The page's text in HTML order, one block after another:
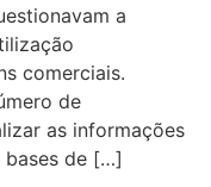
a
comerciais.
de
as informações
bases de […]